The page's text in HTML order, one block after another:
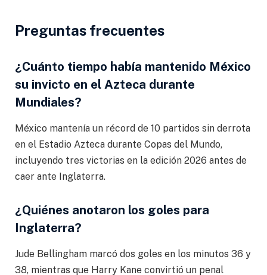
Preguntas frecuentes
¿Cuánto tiempo había mantenido México
su invicto en el Azteca durante
Mundiales?
México mantenía un récord de 10 partidos sin derrota
en el Estadio Azteca durante Copas del Mundo,
incluyendo tres victorias en la edición 2026 antes de
caer ante Inglaterra.
¿Quiénes anotaron los goles para
Inglaterra?
Jude Bellingham marcó dos goles en los minutos 36 y
38, mientras que Harry Kane convirtió un penal